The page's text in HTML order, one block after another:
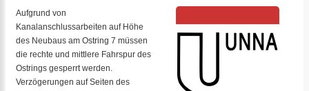
Aufgrund von
Kanalanschlussarbeiten auf Höhe
des Neubaus am Ostring 7 müssen
die rechte und mittlere Fahrspur des
Ostrings gesperrt werden.
Verzögerungen auf Seiten des